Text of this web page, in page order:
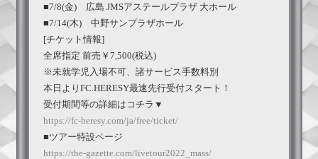
■7/8(金) 広島 JMSアステールプラザ 大ホール
■7/14(木) 中野サンプラザホール
[チケット情報]
全席指定 前売￥7,500(税込)
※未就学児入場不可、諸サービス手数料別
本日よりFC.HERESY最速先行受付スタート！
受付期間等の詳細はコチラ▼
https://fc-heresy.com/ja/free/ticket/
■ツアー特設ページ
https://the-gazette.com/livetour2022_mass/